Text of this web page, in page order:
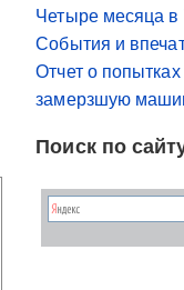
Четыре месяца в
События и
Отчет о попытках
замерзшую
Поиск по